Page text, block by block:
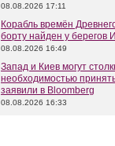
08.08.2026 17:11
Корабль времён
борту найден у берегов
08.08.2026 16:49
Запад и Киев могут
необходимостью
заявили в Bloomberg
08.08.2026 16:33